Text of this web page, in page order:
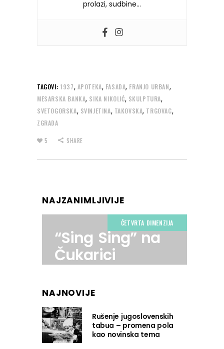
prolazi, sudbine…
TAGOVI: 1937, APOTEKA, FASADA, FRANJO URBAN,
MESARSKA BANKA, SIKA NIKOLIĆ, SKULPTURA,
SVETOGORSKA, SVINJETINA, TAKOVSKA, TRGOVAC,
ZGRADA
5 SHARE
NAJZANIMLJIVIJE
ČETVRTA DIMENZIJA
“Sing Sing” na
Čukarici
NAJNOVIJE
Rušenje jugoslovenskih
tabua – promena pola
kao novinska tema